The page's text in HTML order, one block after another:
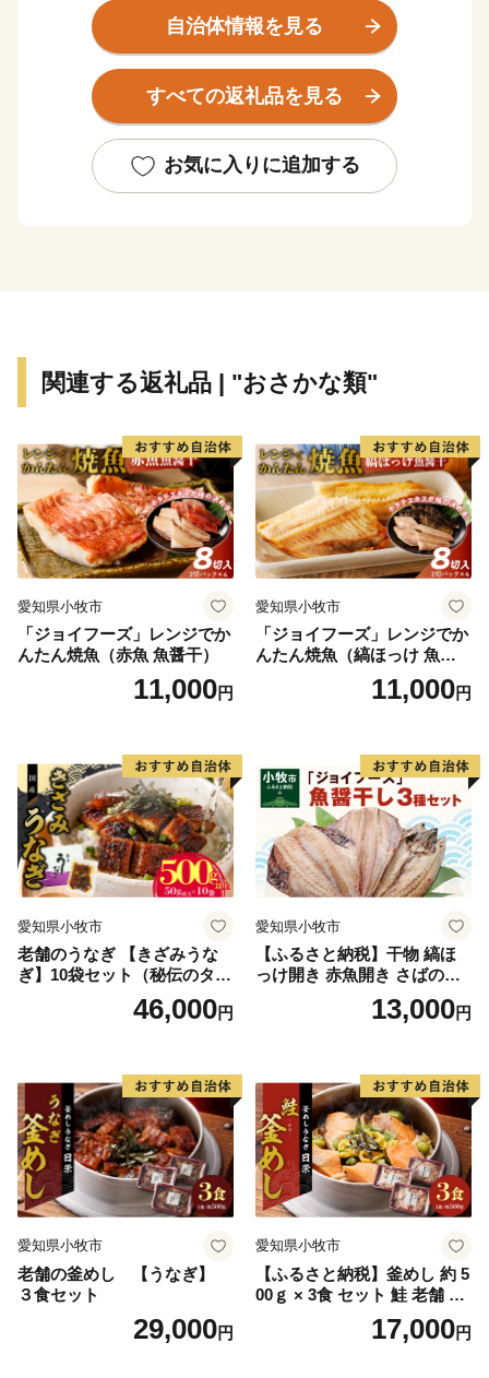
された「神宿る島」宗像・沖ノ島と関連遺産群の一つで
ある新原・奴山古墳群、日本一の大しめ縄と「光の道」
で有名な宮地嶽神社、映画などで度々登場する津屋崎千
軒、唐津街道の畦町宿など、歴史と伝統も福津の大切な
自治体情報を見る
すべての返礼品を見る
お気に入りに追加する
関連する返礼品 | "おさかな類"
愛知県小牧市
「ジョイフーズ」レンジでか
んたん焼魚（赤魚 魚醤干）
11,000円
愛知県小牧市
「ジョイフーズ」レンジでか
んたん焼魚（縞ほっけ 魚醤
11,000円
愛知県小牧市
老舗のうなぎ 【きざみうな
ぎ】10袋セット（秘伝のタレ
46,000円
愛知県小牧市
【ふるさと納税】干物 縞ほ
っけ開き 赤魚開き さばの開
き 魚醤干し 3種 セット 詰め
合わせ 魚 おかず 肉厚 おいし
取り寄せグルメ 魚醤 ナンプ
ラー 愛知県 小牧市 冷凍 送料
無料
13,000円
愛知県小牧市
老舗の釜めし 【うなぎ】
３食セット
29,000円
愛知県小牧市
【ふるさと納税】釜めし 約 5
00ｇ × 3食 セット 鮭 老舗 急
速冷凍 レンチン 時短 簡単調
理 食品 加工品 海鮮 手作り
17,000円